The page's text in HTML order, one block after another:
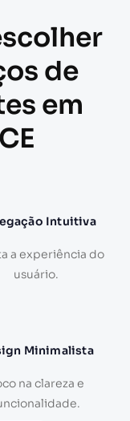
de
em
Intuitiva
a experiência do
usuário.
Minimalista
na clareza e